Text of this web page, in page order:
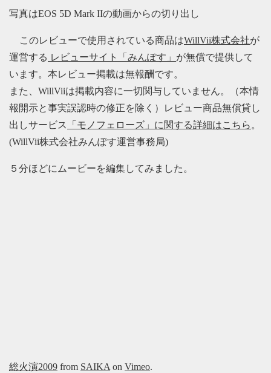
写真はEOS 5D Mark IIの動画からの切り出し
このレビューで使用されている商品はWillVii株式会社が
運営する レビューサイト「みんぽす」 が無償で提供して
います。本レビュー掲載は無報酬です。
また、WillViiは掲載内容に一切関与していません。（本情
報開示と事実誤認時の修正を除く）レビュー商品無償貸し
出しサービス
「モノフェローズ」に関する詳細はこちら 。
(WillVii株式会社みんぽす運営事務局)
５分ほどにムービーを編集してみました。
総火演2009 from SAIKA on Vimeo.